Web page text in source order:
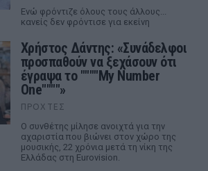
Ενώ φρόντιζε όλους τους άλλους...
κανείς δεν φρόντισε για εκείνη
Χρήστος Δάντης: «Συνάδελφοι
προσπαθούν να ξεχάσουν ότι
έγραψα το """"My Number
One""""»
ΠΡΟΧΤΈΣ
Ο συνθέτης μίλησε ανοιχτά για την
αχαριστία που βιώνει στον χώρο της
μουσικής, 22 χρόνια μετά τη νίκη της
Ελλάδας στη Eurovision.